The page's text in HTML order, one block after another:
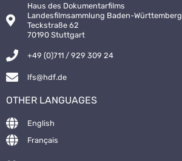
Haus des Dokumentarfilms
Landesfilmsammlung Baden-Württemberg
Teckstraße 62
70190 Stuttgart
+49 (0)711 / 929 309 24
lfs@hdf.de
OTHER LANGUAGES
English
Français